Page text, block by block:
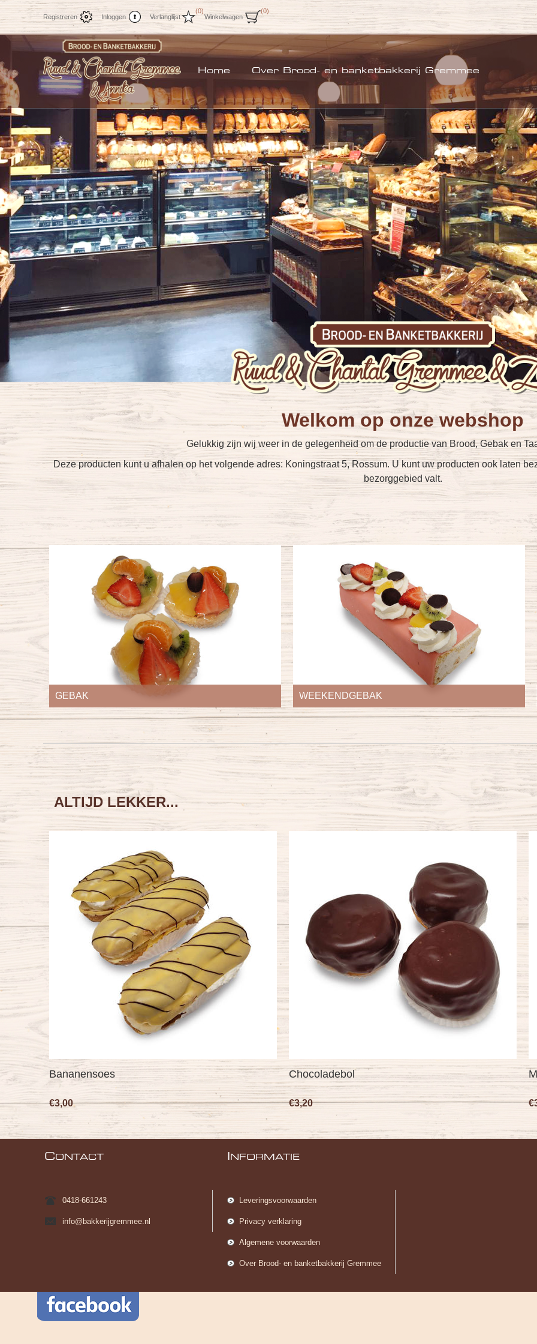
Registreren Inloggen Verlanglijst
(0)
Winkelwagen
(0)
Home Over Brood- en banketbakkerij Gremmee
Welkom op onze webshop
Gelukkig zijn wij weer in de gelegenheid om de productie van Brood, Gebak en
Deze producten kunt u afhalen op het volgende adres: Koningstraat 5, Rossum. U kunt uw producten ook laten
bezorggebied valt.
WEEKENDGEBAK TAARTEN/VLAAIEN
ALTIJD LEKKER...
Chocoladebol
€3,20
Mokkagebakje
€3,00
CONTACT
0418-661243
info@bakkerijgremmee.nl
NFORMATIE
Leveringsvoorwaarden
Privacy verklaring
Algemene voorwaarden
Over Brood- en banketbakkerij Gremmee